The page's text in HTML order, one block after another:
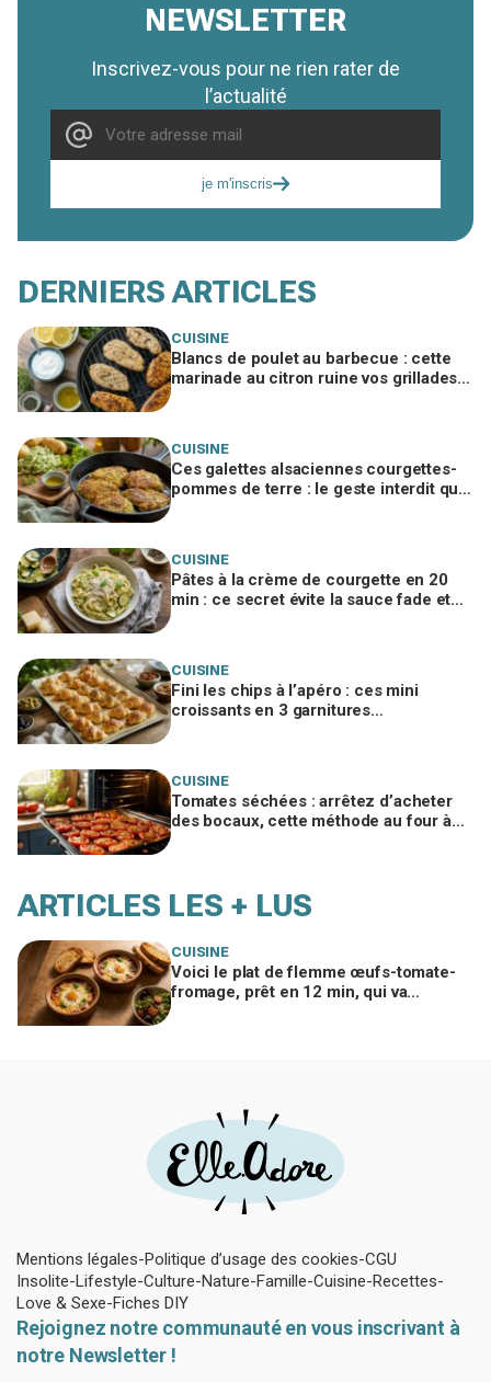
NEWSLETTER
Inscrivez-vous pour ne rien rater de
l’actualité
je m'inscris
DERNIERS ARTICLES
CUISINE
Blancs de poulet au barbecue : cette
marinade au citron ruine vos grillades
CUISINE
Ces galettes alsaciennes courgettes-
pommes de terre : le geste interdit qui
CUISINE
Pâtes à la crème de courgette en 20
min : ce secret évite la sauce fade et
CUISINE
Fini les chips à l’apéro : ces mini
croissants en 3 garnitures
CUISINE
Tomates séchées : arrêtez d’acheter
des bocaux, cette méthode au four à
ARTICLES LES + LUS
CUISINE
Voici le plat de flemme œufs-tomate-
fromage, prêt en 12 min, qui va
Mentions légales Politique d’usage des cookies CGU
Insolite Lifestyle Culture Nature Famille Cuisine Recettes
Love & Sexe Fiches DIY
Rejoignez notre communauté en vous inscrivant à
notre Newsletter !